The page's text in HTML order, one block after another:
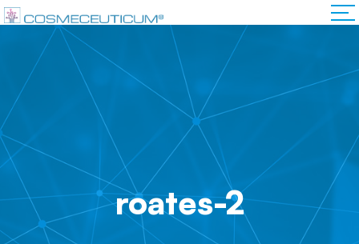
roates-2